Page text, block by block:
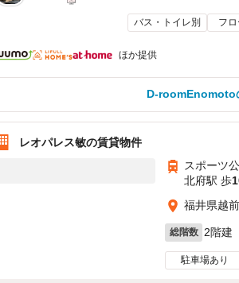
バス・トイレ別 フ
ほか提供
D-roomEnomoto
レオパレス敏の賃貸物件
スポーツ
北府駅 歩
福井県越
総階数 2階建
駐車場あり